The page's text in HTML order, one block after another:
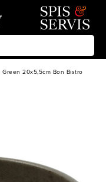
Green 20x5,5cm Bon Bistro